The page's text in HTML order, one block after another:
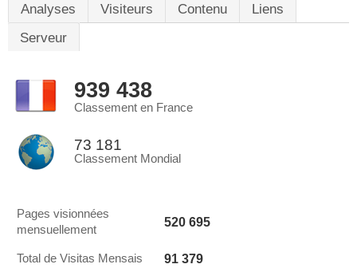
Analyses Visiteurs Contenu
Liens
Serveur
939 438
Classement en France
73 181
Classement Mondial
Pages visionnées
mensuellement
520 695
Total de Visitas Mensais 91 379